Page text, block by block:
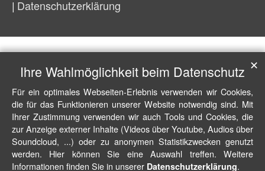
Datenschutzerklärung
Ihre Wahlmöglichkeit beim Datenschutz
Für ein optimales Webseiten-Erlebnis verwenden wir Cookies,
die für das Funktionieren unserer Website notwendig sind. Mit
Ihrer Zustimmung verwenden wir auch Tools und Cookies, die
zur Anzeige externer Inhalte (Videos über Youtube, Audios über
Soundcloud, ...) oder zu anonymen Statistikzwecken genutzt
werden. Hier können Sie eine Auswahl treffen. Weitere
Informationen finden Sie in unserer Datenschutzerklärung.
✕